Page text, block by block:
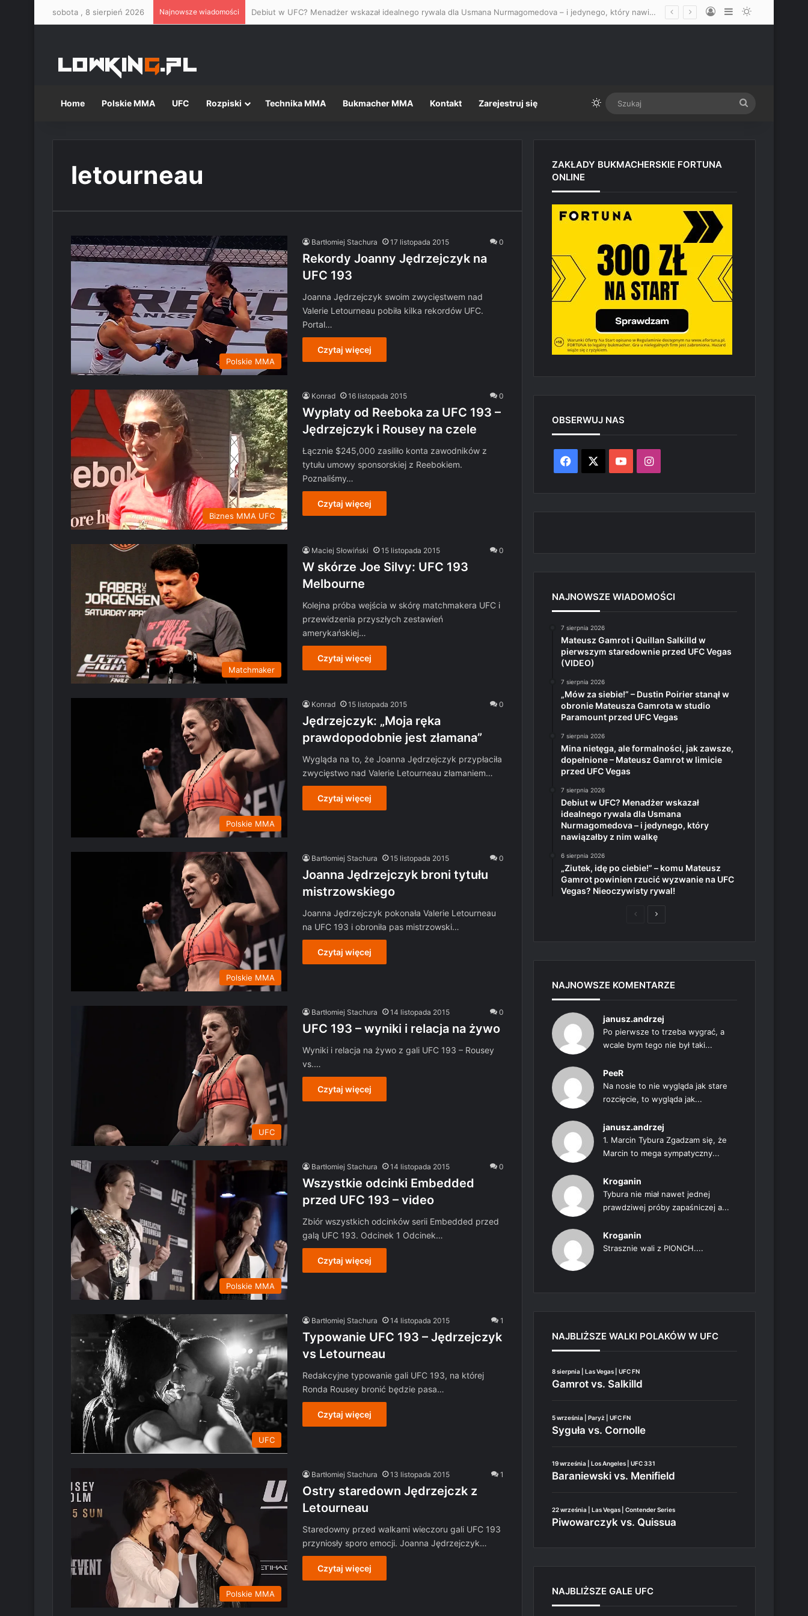
sobota , 8 sierpień 2026 Najnowsze wiadomości Debiut w UFC? Menadżer wskazał idealnego rywala dla Usmana Nurmagomedova – i jedynego, który nawiązałby z nim walkę Log InSidebarSwitch skin
Home Polskie MMA UFC Rozpiski Technika MMA Bukmacher MMA Kontakt Zarejestruj się Switch skin
letourneau
Polskie MMA
Bartłomiej Stachura 17 listopada 2015 0
Rekordy Joanny Jędrzejczyk na
UFC 193
Joanna Jędrzejczyk swoim zwycięstwem nad
Valerie Letourneau pobiła kilka rekordów UFC.
Portal…
Czytaj więcej
Biznes MMA UFC
Konrad 16 listopada 2015 0
Wypłaty od Reeboka za UFC 193 –
Jędrzejczyk i Rousey na czele
Łącznie $245,000 zasiliło konta zawodników z
tytułu umowy sponsorskiej z Reebokiem.
Poznaliśmy…
Czytaj więcej
Matchmaker
Maciej Słowiński 15 listopada 2015 0
W skórze Joe Silvy: UFC 193
Melbourne
Kolejna próba wejścia w skórę matchmakera UFC i
przewidzenia przyszłych zestawień
amerykańskiej…
Czytaj więcej
Polskie MMA
Konrad 15 listopada 2015 0
Jędrzejczyk: „Moja ręka
prawdopodobnie jest złamana”
Wygląda na to, że Joanna Jędrzejczyk przypłaciła
zwycięstwo nad Valerie Letourneau złamaniem…
Czytaj więcej
Polskie MMA
Bartłomiej Stachura 15 listopada 2015 0
Joanna Jędrzejczyk broni tytułu
mistrzowskiego
Joanna Jędrzejczyk pokonała Valerie Letourneau
na UFC 193 i obroniła pas mistrzowski…
Czytaj więcej
UFC
Bartłomiej Stachura 14 listopada 2015 0
UFC 193 – wyniki i relacja na żywo
Wyniki i relacja na żywo z gali UFC 193 – Rousey
vs.…
Czytaj więcej
Polskie MMA
Bartłomiej Stachura 14 listopada 2015 0
Wszystkie odcinki Embedded
przed UFC 193 – video
Zbiór wszystkich odcinków serii Embedded przed
galą UFC 193. Odcinek 1 Odcinek…
Czytaj więcej
UFC
Bartłomiej Stachura 14 listopada 2015 1
Typowanie UFC 193 – Jędrzejczyk
vs Letourneau
Redakcyjne typowanie gali UFC 193, na której
Ronda Rousey bronić będzie pasa…
Czytaj więcej
Polskie MMA
Bartłomiej Stachura 13 listopada 2015 1
Ostry staredown Jędrzejczk z
Letourneau
Staredowny przed walkami wieczoru gali UFC 193
przyniosły sporo emocji. Joanna Jędrzejczyk…
Czytaj więcej
ZAKŁADY BUKMACHERSKIE FORTUNA
ONLINE
OBSERWUJ NAS
Facebook YouTubeInstagram
NAJNOWSZE WIADOMOŚCI
7 sierpnia 2026
Mateusz Gamrot i Quillan Salkilld w
pierwszym staredownie przed UFC Vegas
(VIDEO)
7 sierpnia 2026
„Mów za siebie!” – Dustin Poirier stanął w
obronie Mateusza Gamrota w studio
Paramount przed UFC Vegas
7 sierpnia 2026
Mina nietęga, ale formalności, jak zawsze,
dopełnione – Mateusz Gamrot w limicie
przed UFC Vegas
7 sierpnia 2026
Debiut w UFC? Menadżer wskazał
idealnego rywala dla Usmana
Nurmagomedova – i jedynego, który
nawiązałby z nim walkę
6 sierpnia 2026
„Ziutek, idę po ciebie!” – komu Mateusz
Gamrot powinien rzucić wyzwanie na UFC
Vegas? Nieoczywisty rywal!
PoprzedniaNastępna
NAJNOWSZE KOMENTARZE
janusz.andrzej
Po pierwsze to trzeba wygrać, a
wcale bym tego nie był taki...
PeeR
Na nosie to nie wygląda jak stare
rozcięcie, to wygląda jak...
janusz.andrzej
1. Marcin Tybura Zgadzam się, że
Marcin to mega sympatyczny...
Kroganin
Tybura nie miał nawet jednej
prawdziwej próby zapaśniczej a...
Kroganin
Strasznie wali z PIONCH....
NAJBLIŻSZE WALKI POLAKÓW W UFC
8 sierpnia | Las Vegas | UFC FN
Gamrot vs. Salkilld
5 września | Paryż | UFC FN
Syguła vs. Cornolle
19 września | Los Angeles | UFC 331
Baraniewski vs. Menifield
22 września | Las Vegas | Contender Series
Piwowarczyk vs. Quissua
NAJBLIŻSZE GALE UFC